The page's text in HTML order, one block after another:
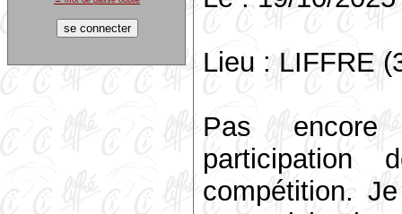
Lieu : LIFFRE
Pas
compétition.